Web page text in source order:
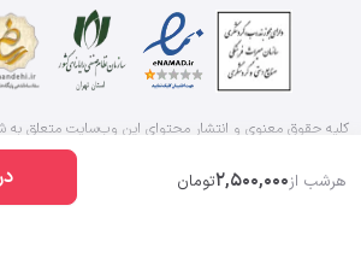
هرشب از2,500,000تومان
کلیه حقوق معنوی و انتشار محتوای این وب‌سایت متعلق به
۱۴۰۵